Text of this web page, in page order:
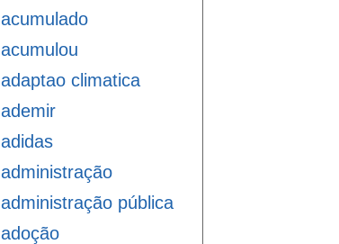
acumulado
acumulou
adaptao climatica
ademir
adidas
administração
administração pública
adoção